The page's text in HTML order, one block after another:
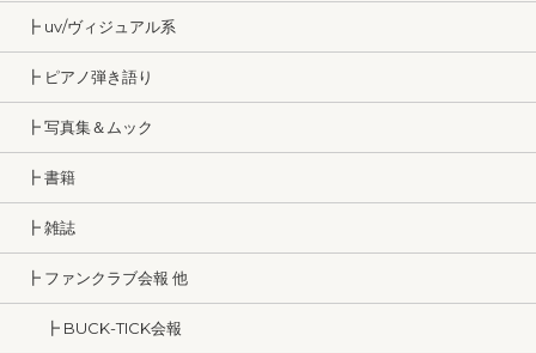
┣ uv/ヴィジュアル系
┣ ピアノ弾き語り
┣ 写真集＆ムック
┣ 書籍
┣ 雑誌
┣ ファンクラブ会報 他
┣ BUCK-TICK会報